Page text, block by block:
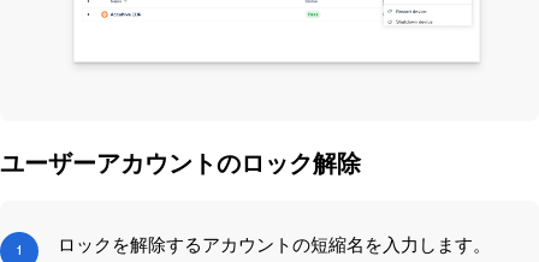
ユーザーアカウントのロック解除
ロックを解除するアカウントの短縮名を入力します。